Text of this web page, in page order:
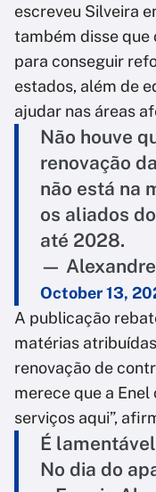
escreveu Silveira
também disse que
para conseguir
estados, além de
ajudar nas áreas
Não houve
renovação
não está na
os aliados
até 2028.
— Alexandre
October 13,
A publicação
matérias
renovação de
merece que a
serviços aqui”,
É
No dia do